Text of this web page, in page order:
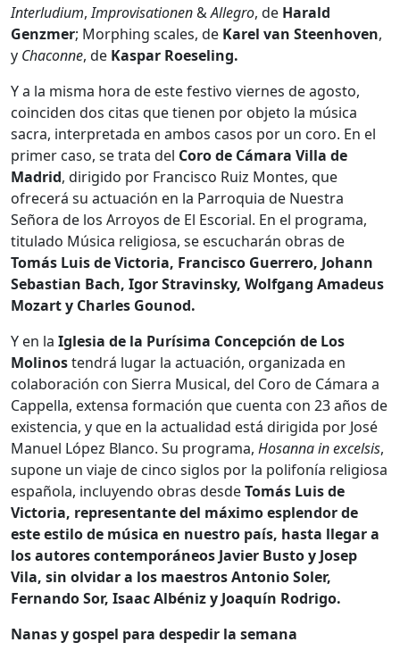
Interludium,Improvisationen&Allegro, de Harald
Genzmer; Morphing scales, de Karel van Steenhoven,
y Chaconne, de Kaspar Roeseling.
Y a la misma hora de este festivo viernes de agosto,
coinciden dos citas que tienen por objeto la música
sacra, interpretada en ambos casos por un coro. En el
primer caso, se trata del Coro de Cámara Villa de
Madrid, dirigido por Francisco Ruiz Montes, que
ofrecerá su actuación en la Parroquia de Nuestra
Señora de los Arroyos de El Escorial. En el programa,
titulado Música religiosa, se escucharán obras de
Tomás Luis de Victoria, Francisco Guerrero, Johann
Sebastian Bach, Igor Stravinsky, Wolfgang Amadeus
Mozart y Charles Gounod.
Y en la Iglesia de la Purísima Concepción de Los
Molinostendrá lugar la actuación, organizada en
colaboración con Sierra Musical, del Coro de Cámara a
Cappella, extensa formación que cuenta con 23 años de
existencia, y que en la actualidad está dirigida por José
Manuel López Blanco. Su programa, Hosannainexcelsis,
supone un viaje de cinco siglos por la polifonía religiosa
española, incluyendo obras desdeTomás Luis de
Victoria, representante del máximo esplendor de
este estilo de música en nuestro país, hasta llegar a
los autores contemporáneos Javier Busto y Josep
Vila, sin olvidar a los maestros Antonio Soler,
Fernando Sor, Isaac Albéniz y Joaquín Rodrigo.
Nanas y gospel para despedir la semana